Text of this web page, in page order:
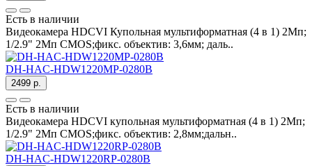
Есть в наличии
Видеокамера HDCVI Купольная мультиформатная (4 в 1) 2Мп;
1/2.9" 2Mп CMOS;фикс. объектив: 3,6мм; даль..
DH-HAC-HDW1220MP-0280B
2499 р.
Есть в наличии
Видеокамера HDCVI купольная мультиформатная (4 в 1) 2Мп;
1/2.9" 2Mп CMOS;фикс. объектив: 2,8мм;дальн..
DH-HAC-HDW1220RP-0280B